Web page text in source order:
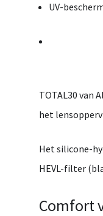
UV-
TOTAL30 van
het
Het silicone-
HEVL-filter
Comfort